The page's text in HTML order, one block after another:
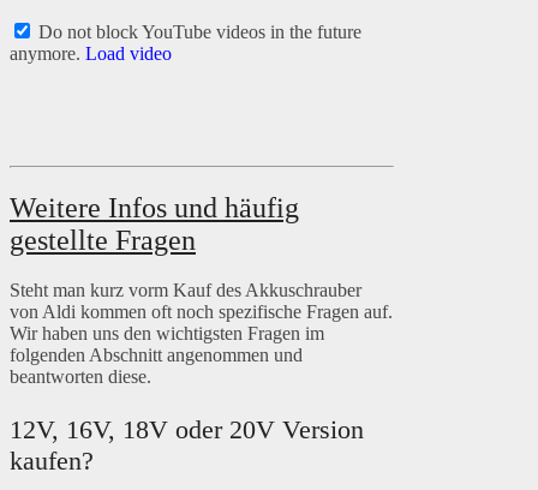
Do not block YouTube videos in the future
anymore. Load video
Weitere Infos und häufig
gestellte Fragen
Steht man kurz vorm Kauf des Akkuschrauber
von Aldi kommen oft noch spezifische Fragen auf.
Wir haben uns den wichtigsten Fragen im
folgenden Abschnitt angenommen und
beantworten diese.
12V, 16V, 18V oder 20V Version
kaufen?